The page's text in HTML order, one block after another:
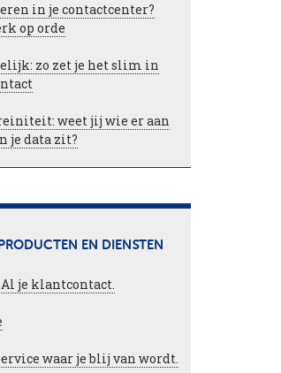
in je contactcenter?
op orde
zo zet je het slim in
weet jij wie er aan
je data zit?
EN DIENSTEN
je klantcontact.
waar je blij van wordt.